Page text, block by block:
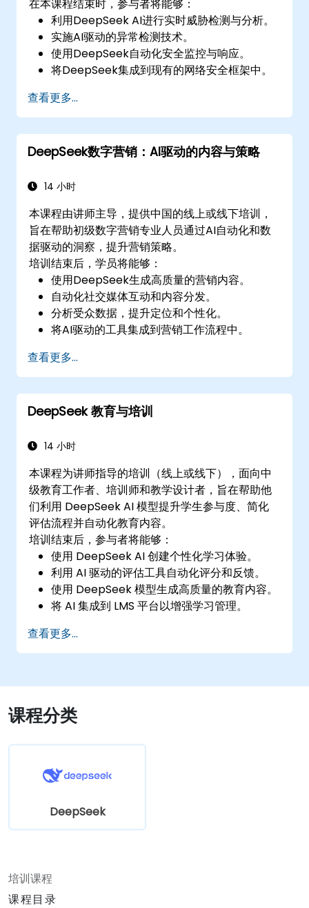
在本课程结束时，参与者将能够：
利用DeepSeek AI进行实时威胁检测与分析。
实施AI驱动的异常检测技术。
使用DeepSeek自动化安全监控与响应。
将DeepSeek集成到现有的网络安全框架中。
查看更多...
DeepSeek数字营销：AI驱动的内容与策略
14 小时
本课程由讲师主导，提供中国的线上或线下培训，
旨在帮助初级数字营销专业人员通过AI自动化和数
据驱动的洞察，提升营销策略。
培训结束后，学员将能够：
使用DeepSeek生成高质量的营销内容。
自动化社交媒体互动和内容分发。
分析受众数据，提升定位和个性化。
将AI驱动的工具集成到营销工作流程中。
查看更多...
DeepSeek 教育与培训
14 小时
本课程为讲师指导的培训（线上或线下），面向中
级教育工作者、培训师和教学设计者，旨在帮助他
们利用 DeepSeek AI 模型提升学生参与度、简化
评估流程并自动化教育内容。
培训结束后，参与者将能够：
使用 DeepSeek AI 创建个性化学习体验。
利用 AI 驱动的评估工具自动化评分和反馈。
使用 DeepSeek 模型生成高质量的教育内容。
将 AI 集成到 LMS 平台以增强学习管理。
查看更多...
课程分类
DeepSeek
培训课程
课程目录